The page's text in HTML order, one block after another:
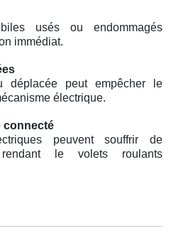
usés ou endommagés
immédiat.
déplacée peut empêcher le
électrique.
connecté
peuvent souffrir de
rendant le volets roulants